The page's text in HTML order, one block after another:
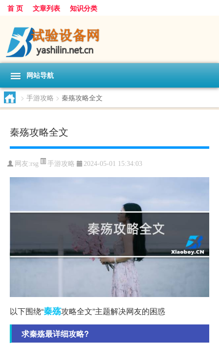
首 页 文章列表 知识分类
网站导航
> 手游攻略 > 秦殇攻略全文
秦殇攻略全文
网友:rsg 手游攻略 2024-05-01 15:34:03
以下围绕“秦殇攻略全文”主题解决网友的困惑
求秦殇最详细攻略?